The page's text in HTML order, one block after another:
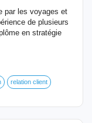
par les voyages et
de plusieurs
en stratégie
relation client